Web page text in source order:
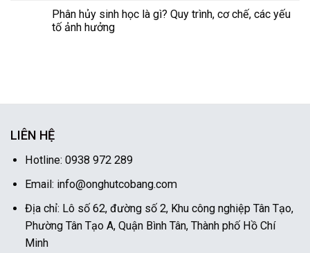
Phân hủy sinh học là gì? Quy trình, cơ chế, các yếu
tố ảnh hưởng
LIÊN HỆ
Hotline: 0938 972 289
Email: info@onghutcobang.com
Địa chỉ: Lô số 62, đường số 2, Khu công nghiệp Tân Tạo,
Phường Tân Tạo A, Quận Bình Tân, Thành phố Hồ Chí
Minh